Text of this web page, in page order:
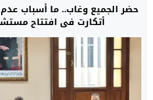
حضر الجميع وغاب.. ما أسباب
أتكارت في افتتاح